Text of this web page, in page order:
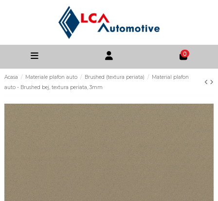
0
Acasa Materiale plafon auto Brushed (textura periata)
Material plafon
auto - Brushed bej, textura periata, 3mm